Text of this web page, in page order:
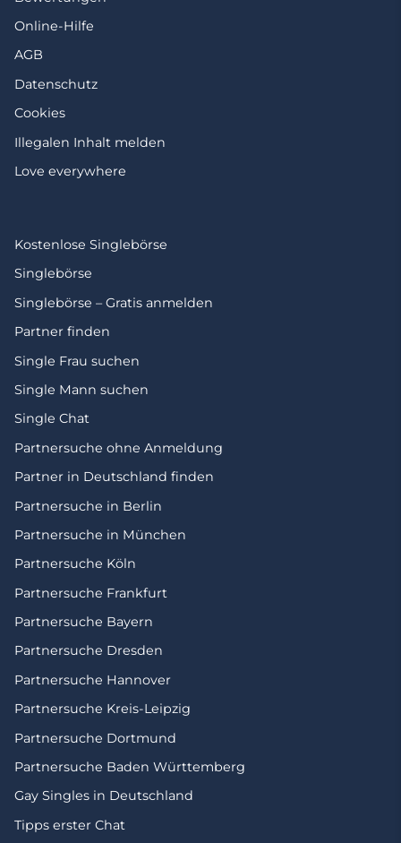
Online-Hilfe
AGB
Datenschutz
Cookies
Illegalen Inhalt melden
Love everywhere
Kostenlose Singlebörse
Singlebörse
Singlebörse – Gratis anmelden
Partner finden
Single Frau suchen
Single Mann suchen
Single Chat
Partnersuche ohne Anmeldung
Partner in Deutschland finden
Partnersuche in Berlin
Partnersuche in München
Partnersuche Köln
Partnersuche Frankfurt
Partnersuche Bayern
Partnersuche Dresden
Partnersuche Hannover
Partnersuche Kreis-Leipzig
Partnersuche Dortmund
Partnersuche Baden Württemberg
Gay Singles in Deutschland
Tipps erster Chat